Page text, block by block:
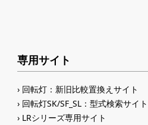
専用サイト
回転灯：新旧比較置換えサイト
回転灯SK/SF_SL：型式検索サイト
LRシリーズ専用サイト